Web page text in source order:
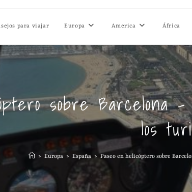
para viajar Europa America África
sobre Barcelona
los
> Europa > España > Paseo en helicóptero sobre